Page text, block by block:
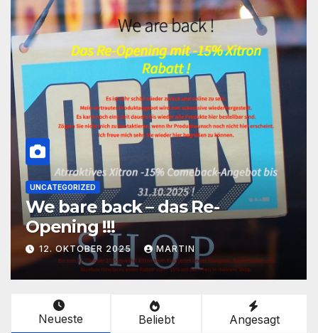
UNCATEGORIZED
We bare back – das Re-
Opening !!!
12. OKTOBER 2025 MARTIN
Neueste Beliebt Angesagt